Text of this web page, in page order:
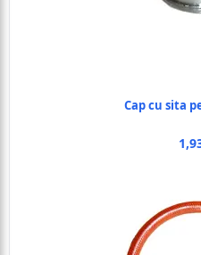
Cap cu sita